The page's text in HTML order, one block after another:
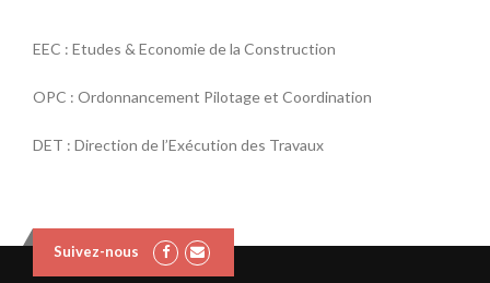
EEC : Etudes & Economie de la Construction
OPC : Ordonnancement Pilotage et Coordination
DET : Direction de l’Exécution des Travaux
Suivez-nous